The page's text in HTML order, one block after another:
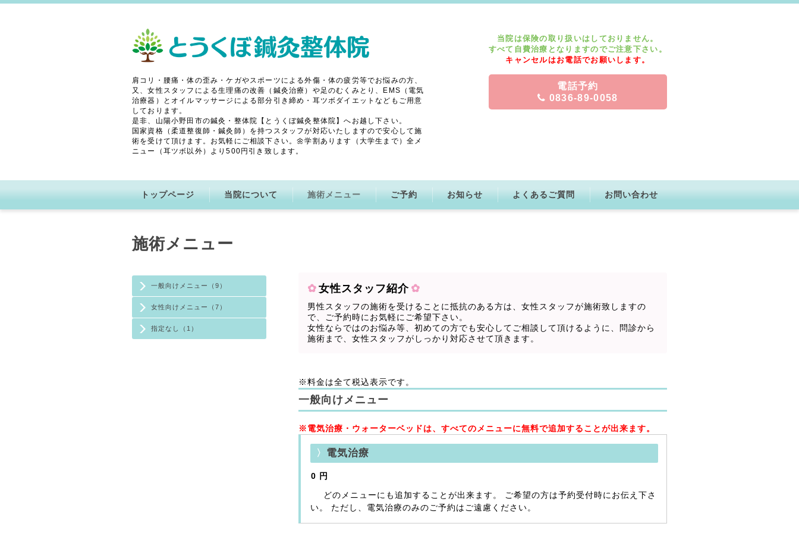
当院は保険の取り扱いはしておりません。
すべて自費治療となりますのでご注意下さい。
キャンセルはお電話でお願いします。
電話予約
0836-89-0058
肩コリ・腰痛・体の歪み・ケガやスポーツによる外傷・体の疲労等でお悩みの方、
又、女性スタッフによる生理痛の改善（鍼灸治療）や足のむくみとり、EMS（電気
治療器）とオイルマッサージによる部分引き締め・耳ツボダイエットなどもご用意
しております。
是非、山陽小野田市の鍼灸・整体院【とうくぼ鍼灸整体院】へお越し下さい。
国家資格（柔道整復師・鍼灸師）を持つスタッフが対応いたしますので安心して施
術を受けて頂けます。お気軽にご相談下さい。🌼学割あります（大学生まで）全メ
ニュー（耳ツボ以外）より500円引き致します。
トップページ 当院について 施術メニュー ご予約 お知らせ よくあるご質問 お問い合わせ
一般向けメニュー（9）
女性向けメニュー（7）
指定なし（1）
施術メニュー
女性スタッフ紹介
男性スタッフの施術を受けることに抵抗のある方は、女性スタッフが施術致しますの
で、ご予約時にお気軽にご希望下さい。
女性ならではのお悩み等、初めての方でも安心してご相談して頂けるように、問診から
施術まで、女性スタッフがしっかり対応させて頂きます。
※料金は全て税込表示です。
一般向けメニュー
※電気治療・ウォーターベッドは、すべてのメニューに無料で追加することが出来ます。
電気治療
0 円
どのメニューにも追加することが出来ます。 ご希望の方は予約受付時にお伝え下さ
い。 ただし、電気治療のみのご予約はご遠慮ください。